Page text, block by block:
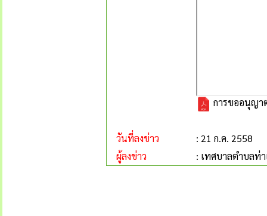
การขออนุญา
วันที่ลงข่าว
: 21 ก.ค. 2558
ผู้ลงข่าว
: เทศบาลตำบลท่